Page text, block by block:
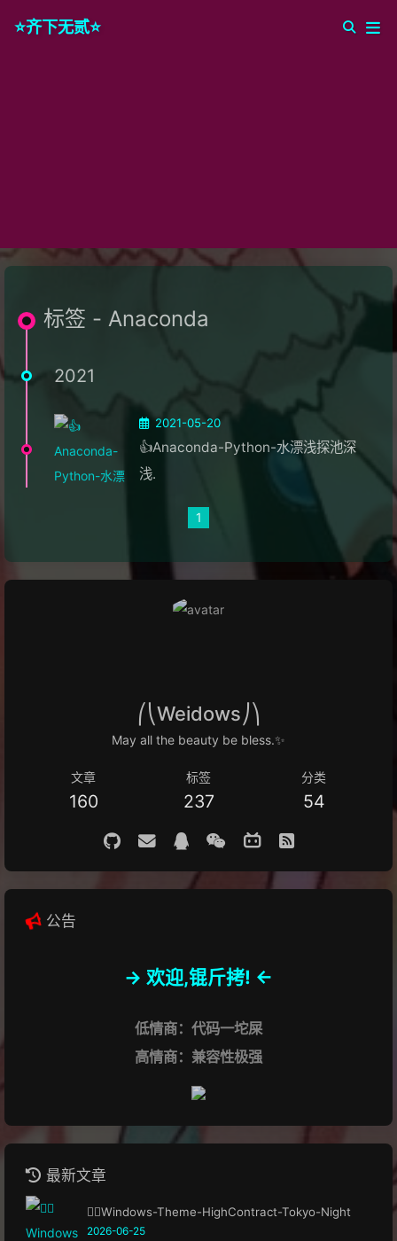
⭐️齐下无贰⭐️
标签 - Anaconda
2021
2021-05-20
👍Anaconda-Python-水漂浅探池深
浅.
1
⎛⎝Weidows⎠⎞
May all the beauty be bless.✨
文章
160
标签
237
分类
54
公告
-> 欢迎,锟斤拷! <-
低情商：代码一坨屎
高情商：兼容性极强
最新文章
🏳️‍🌈Windows-Theme-HighContract-Tokyo-Night
2026-06-25